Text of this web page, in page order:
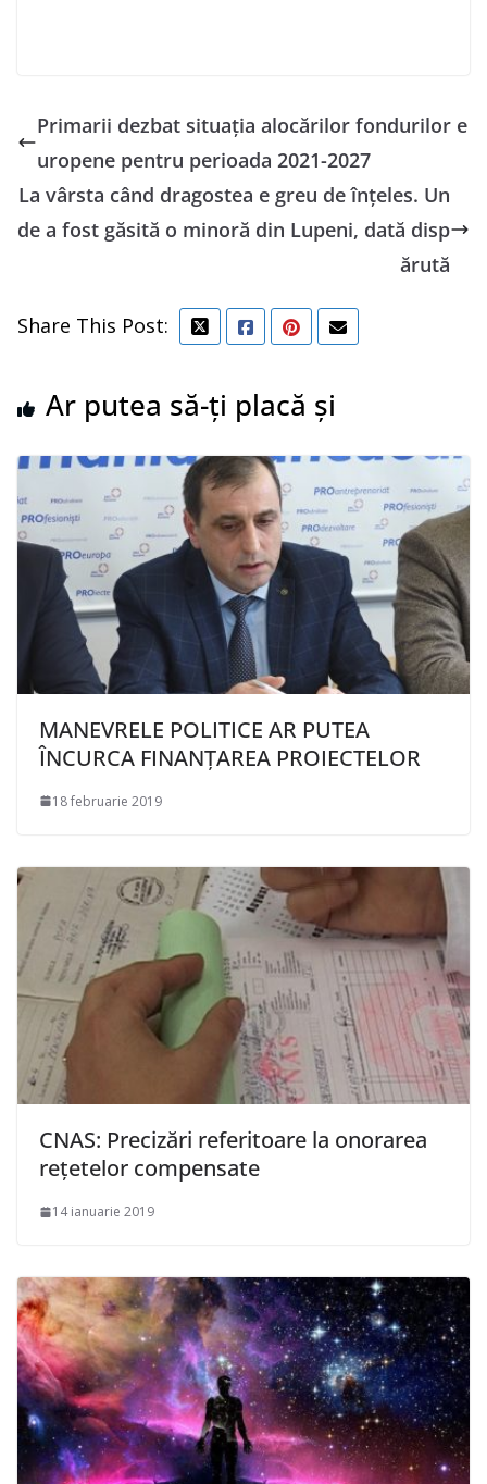
Primarii dezbat situația alocărilor fondurilor e
uropene pentru perioada 2021-2027
La vârsta când dragostea e greu de înțeles. Un
de a fost găsită o minoră din Lupeni, dată disp
ărută
Share This Post:
Ar putea să-ți placă și
MANEVRELE POLITICE AR PUTEA
ÎNCURCA FINANȚAREA PROIECTELOR
18 februarie 2019
CNAS: Precizări referitoare la onorarea
rețetelor compensate
14 ianuarie 2019